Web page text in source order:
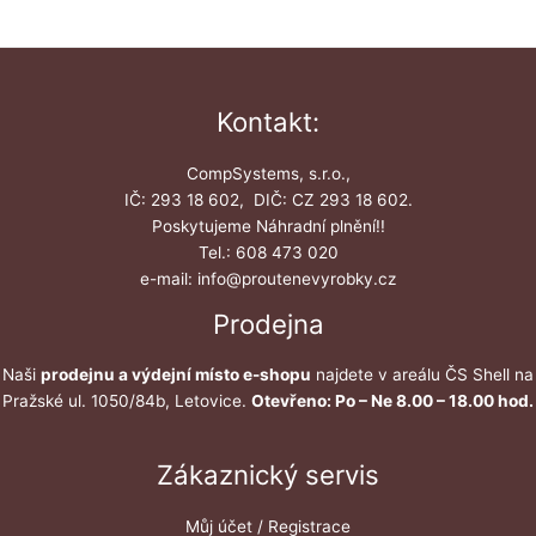
Kontakt:
CompSystems, s.r.o.,
IČ: 293 18 602, DIČ: CZ 293 18 602.
Poskytujeme Náhradní plnění!!
Tel.: 608 473 020
e-mail: info@proutenevyrobky.cz
Prodejna
Naši prodejnu a výdejní místo e-shopu najdete v areálu ČS Shell na
Pražské ul. 1050/84b, Letovice. Otevřeno: Po – Ne 8.00 – 18.00 hod.
Zákaznický servis
Můj účet / Registrace